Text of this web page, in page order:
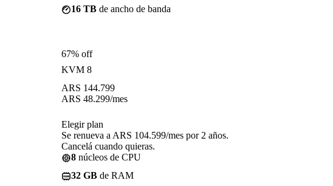
16 TB de ancho de banda
67% off
KVM 8
ARS 144.799
ARS 48.299/mes
Elegir plan
Se renueva a ARS 104.599/mes por 2 años.
Cancelá cuando quieras.
8 núcleos de CPU
32 GB de RAM